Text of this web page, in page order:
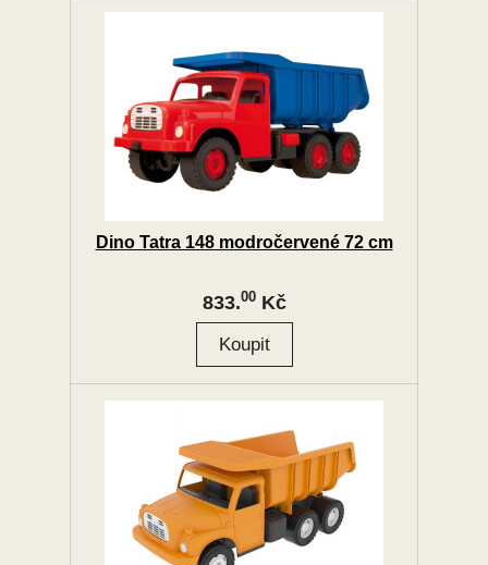
Dino Tatra 148 modročervené 72 cm
833.00Kč